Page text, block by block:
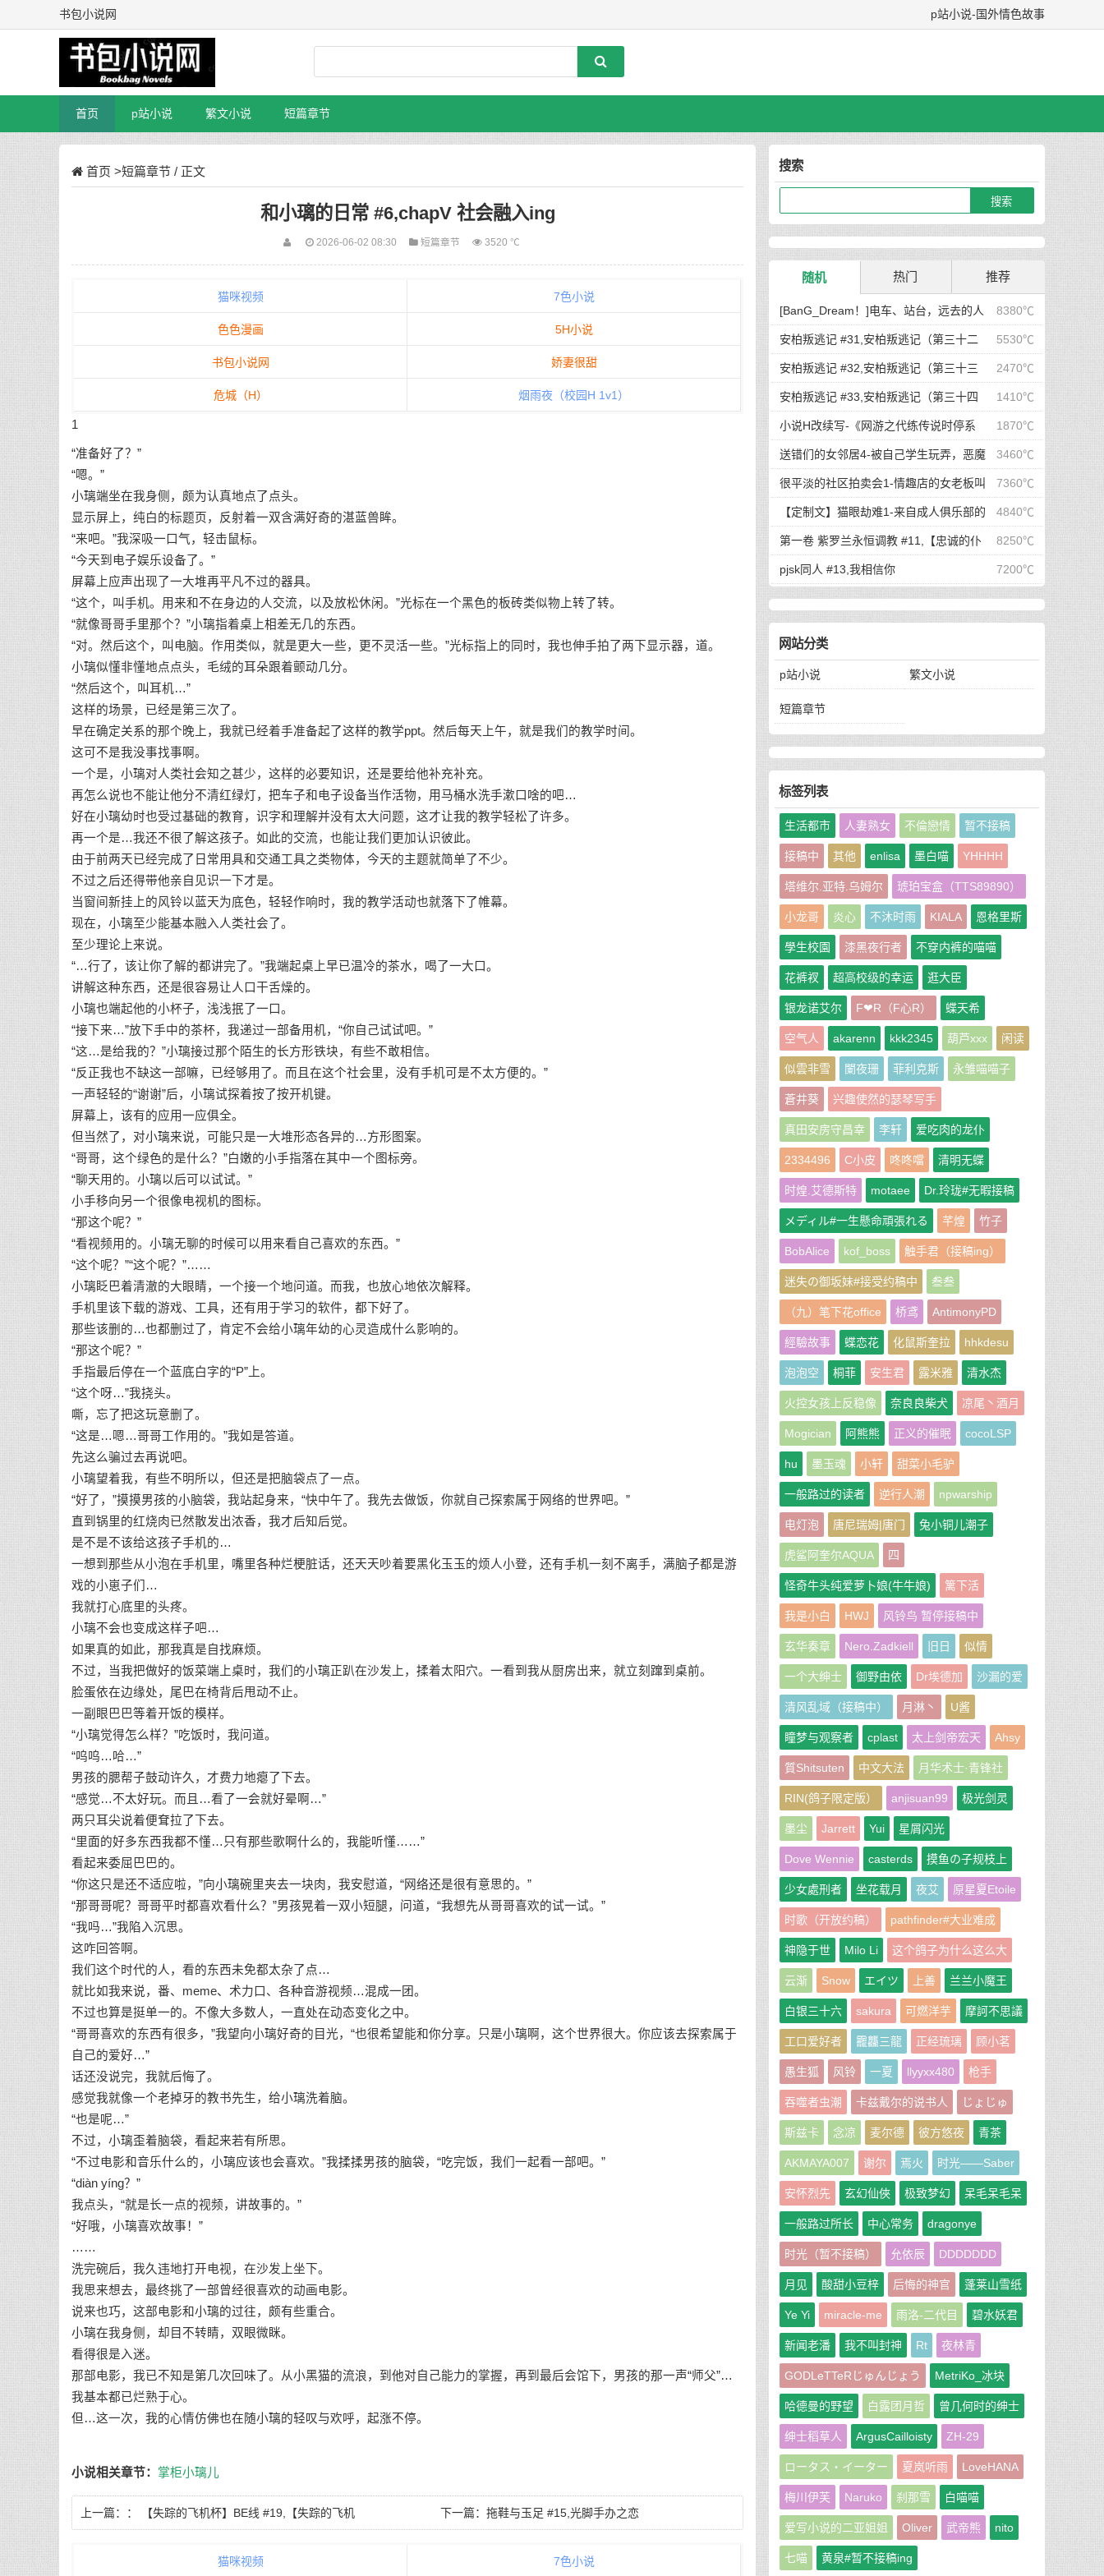
书包小说网 p站小说-国外情色故事
首页 p站小说 繁文小说 短篇章节
首页 >短篇章节 / 正文
和小璃的日常 #6,chapV 社会融入ing
2026-06-02 08:30 短篇章节 3520 ℃
猫咪视频 7色小说
色色漫画 5H小说
书包小说网 娇妻很甜
危城（H） 烟雨夜（校园H 1v1）
1
“准备好了？”
“嗯。”
小璃端坐在我身侧，颇为认真地点了点头。
显示屏上，纯白的标题页，反射着一双含满好奇的湛蓝兽眸。
“来吧。”我深吸一口气，轻击鼠标。
“今天到电子娱乐设备了。”
屏幕上应声出现了一大堆再平凡不过的器具。
“这个，叫手机。用来和不在身边的人交流，以及放松休闲。”光标在一个黑色的板砖类似物上转了转。
“就像哥哥手里那个？”小璃指着桌上相差无几的东西。
“对。然后这个，叫电脑。作用类似，就是更大一些，更不灵活一些。”光标指上的同时，我也伸手拍了两下显示器，道。
小璃似懂非懂地点点头，毛绒的耳朵跟着颤动几分。
“然后这个，叫耳机…”
这样的场景，已经是第三次了。
早在确定关系的那个晚上，我就已经着手准备起了这样的教学ppt。然后每天上午，就是我们的教学时间。
这可不是我没事找事啊。
一个是，小璃对人类社会知之甚少，这样的必要知识，还是要给他补充补充。
再怎么说也不能让他分不清红绿灯，把车子和电子设备当作活物，用马桶水洗手漱口啥的吧…
好在小璃幼时也受过基础的教育，识字和理解并没有太大问题，这才让我的教学轻松了许多。
再一个是…我还不很了解这孩子。如此的交流，也能让我们更加认识彼此。
由于前两天已经完成了日常用具和交通工具之类物体，今天的主题就简单了不少。
不过之后还得带他亲自见识一下才是。
当窗间新挂上的风铃以蓝天为底色，轻轻作响时，我的教学活动也就落下了帷幕。
现在，小璃至少能基本融入人类社会了。
至少理论上来说。
“…行了，该让你了解的都讲完了。”我端起桌上早已温冷的茶水，喝了一大口。
讲解这种东西，还是很容易让人口干舌燥的。
小璃也端起他的小杯子，浅浅抿了一口。
“接下来…”放下手中的茶杯，我递过一部备用机，“你自己试试吧。”
“这…是给我的？”小璃接过那个陌生的长方形铁块，有些不敢相信。
“反正我也不缺这一部嘛，已经够用了。而且在这个社会里，没有手机可是不太方便的。”
一声轻轻的“谢谢”后，小璃试探着按了按开机键。
屏幕上，该有的应用一应俱全。
但当然了，对小璃来说，可能只是一大堆形态各异的…方形图案。
“哥哥，这个绿色的是什么？”白嫩的小手指落在其中一个图标旁。
“聊天用的。小璃以后可以试试。”
小手移向另一个很像电视机的图标。
“那这个呢？”
“看视频用的。小璃无聊的时候可以用来看自己喜欢的东西。”
“这个呢？”“这个呢？”……
小璃眨巴着清澈的大眼睛，一个接一个地问道。而我，也放心地依次解释。
手机里该下载的游戏、工具，还有用于学习的软件，都下好了。
那些该删的…也都删过了，肯定不会给小璃年幼的心灵造成什么影响的。
“那这个呢？”
手指最后停在一个蓝底白字的“P”上。
“这个呀…”我挠头。
嘶，忘了把这玩意删了。
“这是…嗯…哥哥工作用的。”我如是答道。
先这么骗过去再说吧。
小璃望着我，有些不明所以，但还是把脑袋点了一点。
“好了，”摸摸男孩的小脑袋，我站起身来，“快中午了。我先去做饭，你就自己探索属于网络的世界吧。”
直到锅里的红烧肉已然散发出浓香，我才后知后觉。
是不是不该给这孩子手机的…
一想到那些从小泡在手机里，嘴里各种烂梗脏话，还天天吵着要黑化玉玉的烦人小登，还有手机一刻不离手，满脑子都是游
戏的小崽子们…
我就打心底里的头疼。
小璃不会也变成这样子吧…
如果真的如此，那我真是自找麻烦。
不过，当我把做好的饭菜端上桌时，我们的小璃正趴在沙发上，揉着太阳穴。一看到我从厨房出来，就立刻蹿到桌前。
脸蛋依在边缘处，尾巴在椅背后甩动不止。
一副眼巴巴等着开饭的模样。
“小璃觉得怎么样？”吃饭时，我问道。
“呜呜…哈…”
男孩的腮帮子鼓动许久，才费力地瘪了下去。
“感觉…不太好玩。而且…看了一会就好晕啊…”
两只耳尖说着便耷拉了下去。
“里面的好多东西我都不懂…只有那些歌啊什么的，我能听懂……”
看起来委屈巴巴的。
“你这只是还不适应啦，”向小璃碗里夹去一块肉，我安慰道，“网络还是很有意思的。”
“那哥哥呢？哥哥平时都喜欢看什么？”男孩晃着一双小短腿，问道，“我想先从哥哥喜欢的试一试。”
“我吗…”我陷入沉思。
这咋回答啊。
我们这个时代的人，看的东西未免都太杂了点…
就比如我来说，番、meme、术力口、各种音游视频…混成一团。
不过也算是挺单一的。不像大多数人，一直处在动态变化之中。
“哥哥喜欢的东西有很多，”我望向小璃好奇的目光，“也很希望能和你分享。只是小璃啊，这个世界很大。你应该去探索属于
自己的爱好…”
话还没说完，我就后悔了。
感觉我就像一个老掉牙的教书先生，给小璃洗着脑。
“也是呢…”
不过，小璃歪着脑袋，看起来若有所思。
“不过电影和音乐什么的，小璃应该也会喜欢。”我揉揉男孩的脑袋，“吃完饭，我们一起看一部吧。”
“diàn yíng？”
我点头，“就是长一点的视频，讲故事的。”
“好哦，小璃喜欢故事！”
……
洗完碗后，我久违地打开电视，在沙发上坐下。
我思来想去，最终挑了一部曾经很喜欢的动画电影。
说来也巧，这部电影和小璃的过往，颇有些重合。
小璃在我身侧，却目不转睛，双眼微眯。
看得很是入迷。
那部电影，我已不知是第几次回味了。从小黑猫的流浪，到他对自己能力的掌握，再到最后会馆下，男孩的那一声“师父”…
我基本都已烂熟于心。
但…这一次，我的心情仿佛也在随小璃的轻叹与欢呼，起涨不停。
小说相关章节： 掌柜小璃儿
上一篇：： 【失踪的飞机杯】BE线 #19,【失踪的飞机 下一篇：拖鞋与玉足 #15,光脚手办之恋
猫咪视频 7色小说
搜索
随机 热门 推荐
8380℃
[BanG_Dream！]电车、站台，远去的人
们 5530℃
安柏叛逃记 #31,安柏叛逃记（第三十二
节：礼轻聊表，茫然前行） 2470℃
安柏叛逃记 #32,安柏叛逃记（第三十三
节：利欲熏心旅行者，有苦难辩小派蒙） 1410℃
安柏叛逃记 #33,安柏叛逃记（第三十四
节：故人重逢寡恩情，红玉不明愤起兴） 1870℃
小说H改续写-《网游之代练传说时停系
统》牛牛娘二改GHS版 #908,网游之代练传说时停
系统 1048 春宵苦短
3460℃
送错们的女邻居4-被自己学生玩弄，恶魔
一样的少女 7360℃
很平淡的社区拍卖会1-情趣店的女老板叫
桃红 4840℃
【定制文】猫眼劫难1-来自成人俱乐部的
挑战书（今天一共26.2k，更了好多啊，求订阅）
8250℃
第一卷 紫罗兰永恒调教 #11,【忠诚的仆
人】爆肏小萝莉骚贱名器飞机杯玩坏白丝腿心子宫
口开张浓精灌满隆起小腹从屁眼喷涌而出
7200℃
pjsk同人 #13,我相信你
网站分类
p站小说 繁文小说
短篇章节
标签列表
生活都市 人妻熟女 不倫戀情 暂不接稿
接稿中 其他 enlisa 墨白喵 YHHHH
塔维尔.亚特.乌姆尔 琥珀宝盒（TTS89890）
小龙哥 炎心 不沐时雨 KIALA 恩格里斯
學生校園 漆黑夜行者 不穿内裤的喵喵
花裤衩 超高校级的幸运 逛大臣
银龙诺艾尔 F❤R（F心R） 蝶天希
空气人 akarenn kkk2345 葫芦xxx 闲读
似雲非雪 闌夜珊 菲利克斯 永雏喵喵子
蒼井葵 兴趣使然的瑟琴写手
真田安房守昌幸 李轩 爱吃肉的龙仆
2334496 C小皮 咚咚噹 清明无蝶
时煌.艾德斯特 motaee Dr.玲珑#无暇接稿
メディル#一生懸命頑張れる 芊煌 竹子
BobAlice kof_boss 触手君（接稿ing）
迷失の御坂妹#接受约稿中 叁叁
（九）笔下花office 桥鸢 AntimonyPD
經驗故事 蝶恋花 化鼠斯奎拉 hhkdesu
泡泡空 桐菲 安生君 露米雅 清水杰
火控女孩上反稳像 奈良良柴犬 凉尾丶酒月
Mogician 阿熊熊 正义的催眠 cocoLSP
hu 墨玉魂 小轩 甜菜小毛驴
一般路过的读者 逆行人潮 npwarship
电灯泡 唐尼瑞姆|唐门 兔小铜儿潮子
虎鲨阿奎尔AQUA 四
怪奇牛头纯爱萝卜娘(牛牛娘) 篱下活
我是小白 HWJ 风铃鸟 暂停接稿中
玄华奏章 Nero.Zadkiell 旧日 似情
一个大绅士 御野由依 Dr埃德加 沙漏的爱
清风乱域（接稿中） 月淋丶 U酱
瞳梦与观察者 cplast 太上剑帝宏天 Ahsy
質Shitsuten 中文大法 月华术士·青锋社
RIN(鸽子限定版） anjisuan99 极光剑灵
墨尘 Jarrett Yui 星屑闪光
Dove Wennie casterds 摸鱼の子规枝上
少女處刑者 坐花载月 夜艾 原星夏Etoile
时歌（开放约稿） pathfinder#大业难成
神隐于世 Milo Li 这个鸽子为什么这么大
云渐 Snow エイツ 上善 兰兰小魔王
白银三十六 sakura 可燃洋芋 摩訶不思議
工口爱好者 龗龘三龍 正经琉璃 顾小茗
愚生狐 风铃 一夏 llyyxx480 枪手
吞噬者虫潮 卡兹戴尔的说书人 じょじゅ
斯兹卡 念凉 麦尔德 彼方悠夜 青茶
AKMAYA007 谢尔 焉火 时光——Saber
安怀烈先 玄幻仙俠 极致梦幻 呆毛呆毛呆
一般路过所长 中心常务 dragonye
时光（暂不接稿） 允依辰 DDDDDDD
月见 酸甜小豆梓 后悔的神官 蓬莱山雪纸
Ye Yi miracle-me 雨洛-二代目 碧水妖君
新闻老潘 我不叫封神 Rt 夜林青
GODLeTTeRじゅんじょう MetriKo_冰块
哈德曼的野望 白露团月哲 曾几何时的绅士
绅士稻草人 ArgusCailloisty ZH-29
ロータス・イーター 夏岚听雨 LoveHANA
梅川伊芙 Naruko 刹那雪 白喵喵
爱写小说的二亚姐姐 Oliver 武帝熊 nito
七喵 黄泉#暂不接稿ing